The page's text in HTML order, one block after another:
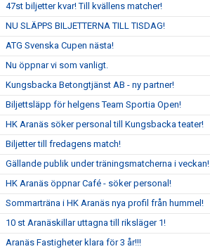
47st biljetter kvar! Till kvällens matcher!
NU SLÄPPS BILJETTERNA TILL TISDAG!
ATG Svenska Cupen nästa!
Nu öppnar vi som vanligt.
Kungsbacka Betongtjänst AB - ny partner!
Biljettsläpp för helgens Team Sportia Open!
HK Aranäs söker personal till Kungsbacka teater!
Biljetter till fredagens match!
Gällande publik under träningsmatcherna i veckan!
HK Aranäs öppnar Café - söker personal!
Sommarträna i HK Aranäs nya profil från hummel!
10 st Aranäskillar uttagna till riksläger 1!
Aranäs Fastigheter klara för 3 år!!!